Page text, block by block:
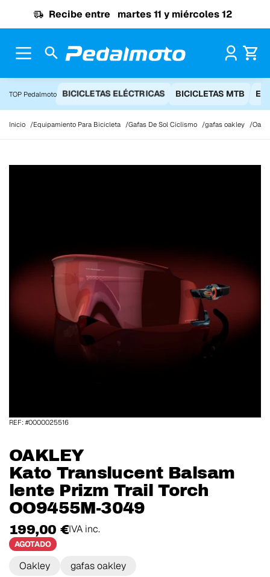
Recibe entre martes 11 y miércoles 12
TOP Pedalmoto BICICLETAS ELÉCTRICAS BICICLETAS MTB
Inicio Equipamiento Para Bicicleta Gafas De Sol Ciclismo gafas oakley
OAKLEY
Kato Translucent Balsam
lente Prizm Trail Torch
OO9455M-3049
199,00 €IVA inc.
AGOTADO
Oakley gafas oakley
REF: #0000025516